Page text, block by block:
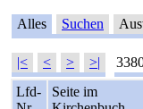
Alles Suchen
|< < > >|
Lfd-
Seite im